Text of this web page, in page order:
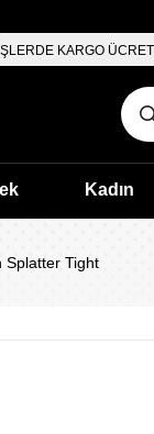
KARGO
Kadın
Splatter Tight